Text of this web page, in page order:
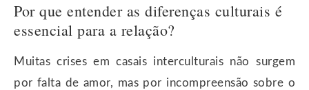
Por que entender as diferenças culturais é
essencial para a relação?
Muitas crises em casais interculturais não surgem
por falta de amor, mas por incompreensão sobre o